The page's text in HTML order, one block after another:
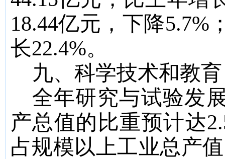
18.44亿元， 下降5.7%
长22.4%。
九、科学技术和教育
全年研究与试验发
产总值的比重预计达
占规模以上工业总产